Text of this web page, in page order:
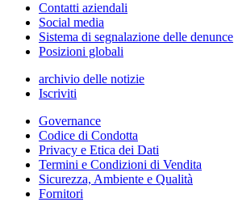
Contatti aziendali
Social media
Sistema di segnalazione delle denunce
Posizioni globali
archivio delle notizie
Iscriviti
Governance
Codice di Condotta
Privacy e Etica dei Dati
Termini e Condizioni di Vendita
Sicurezza, Ambiente e Qualità
Fornitori